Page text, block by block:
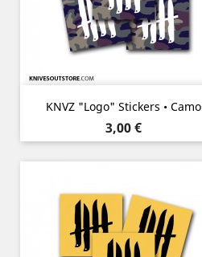
KNVZ "Logo" Stickers • Camo
Prix
3,00 €